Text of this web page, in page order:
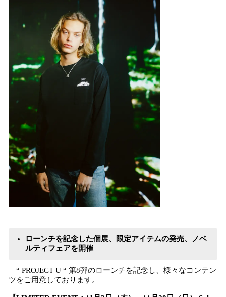
ローンチを記念した個展、限定アイテムの発売、ノベ
ルティフェアを開催
“ PROJECT U “ 第8弾のローンチを記念し、様々なコンテン
ツをご用意しております。